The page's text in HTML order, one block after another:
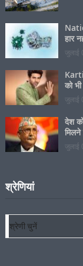
हार
जुलाई
को
जुलाई
देश
जुलाई
श्रेणियां
श्रेणियां